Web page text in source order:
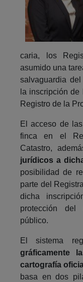
caria, los
asumido una
salvaguardia
la inscripción
Registro de la
El acceso de
finca en el
Catastro,
jurídicos a
posibilidad de
parte del
dicha
protección del
público.
El sistema
gráficamente
cartografía
basa en dos